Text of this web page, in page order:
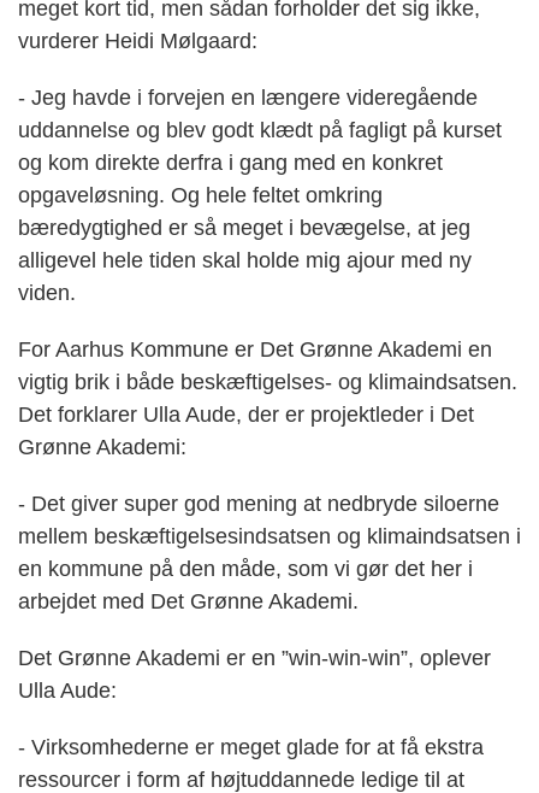
meget kort tid, men sådan forholder det sig ikke,
vurderer Heidi Mølgaard:
- Jeg havde i forvejen en længere videregående
uddannelse og blev godt klædt på fagligt på kurset
og kom direkte derfra i gang med en konkret
opgaveløsning. Og hele feltet omkring
bæredygtighed er så meget i bevægelse, at jeg
alligevel hele tiden skal holde mig ajour med ny
viden.
For Aarhus Kommune er Det Grønne Akademi en
vigtig brik i både beskæftigelses- og klimaindsatsen.
Det forklarer Ulla Aude, der er projektleder i Det
Grønne Akademi:
- Det giver super god mening at nedbryde siloerne
mellem beskæftigelsesindsatsen og klimaindsatsen i
en kommune på den måde, som vi gør det her i
arbejdet med Det Grønne Akademi.
Det Grønne Akademi er en ”win-win-win”, oplever
Ulla Aude:
- Virksomhederne er meget glade for at få ekstra
ressourcer i form af højtuddannede ledige til at